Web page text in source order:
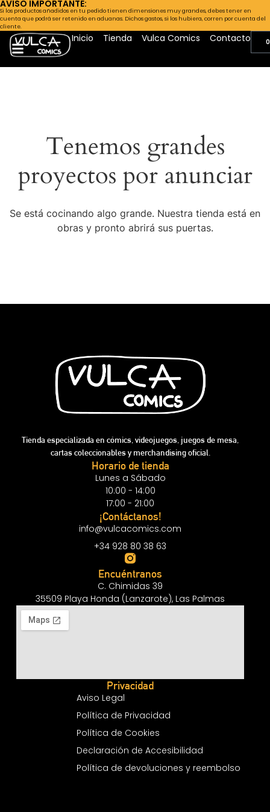
AVISO IMPORTANTE:
Si los productos añadidos en tu pedido tienen dimensiones muy grandes, debes tener en
cuenta que podrá ser retenido en aduanas. Dichos gastos, si los hubiera, corren por cuenta del
cliente.
Inicio Tienda Vulca Comics Contacto
Tenemos grandes
proyectos por anunciar
Se está cocinando algo grande. Nuestra tienda está en
obras y pronto abrirá sus puertas.
Tienda especializada en cómics, videojuegos, juegos de mesa,
cartas coleccionables y merchandising oficial.
Horario de tienda
Lunes a Sábado
10:00 - 14:00
17:00 - 21:00
¡Contáctanos!
info@vulcacomics.com
+34 928 80 38 63
Encuéntranos
C. Chimidas 39
35509 Playa Honda (Lanzarote), Las Palmas
Privacidad
Aviso Legal
Política de Privacidad
Política de Cookies
Declaración de Accesibilidad
Política de devoluciones y reembolso